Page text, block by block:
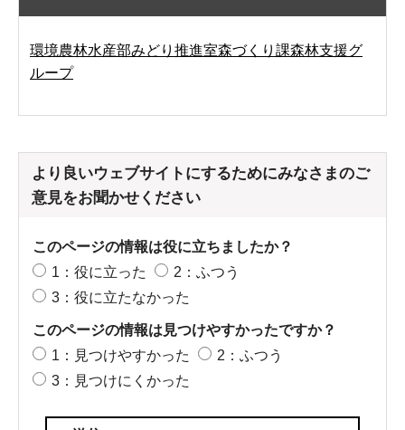
環境農林水産部みどり推進室森づくり課森林支援グ
ループ
より良いウェブサイトにするためにみなさまのご
意見をお聞かせください
このページの情報は役に立ちましたか？
1：役に立った
2：ふつう
3：役に立たなかった
このページの情報は見つけやすかったですか？
1：見つけやすかった
2：ふつう
3：見つけにくかった